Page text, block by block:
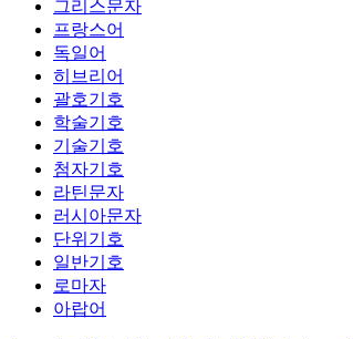
그리스문자
프랑스어
독일어
히브리어
괄호기호
학술기호
기술기호
첨자기호
라틴문자
러시아문자
단위기호
일반기호
로마자
아랍어